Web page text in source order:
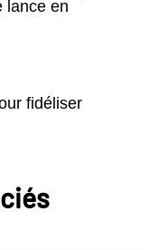
lance en
fidéliser